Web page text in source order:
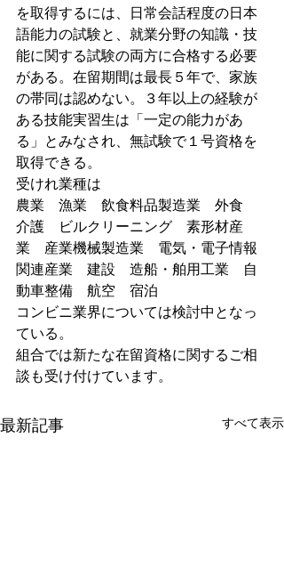
を取得するには、日常会話程度の日本
語能力の試験と、就業分野の知識・技
能に関する試験の両方に合格する必要
がある。在留期間は最長５年で、家族
の帯同は認めない。３年以上の経験が
ある技能実習生は「一定の能力があ
る」とみなされ、無試験で１号資格を
取得できる。
受けれ業種は
農業　漁業　飲食料品製造業　外食
介護　ビルクリーニング　素形材産
業　産業機械製造業　電気・電子情報
関連産業　建設　造船・舶用工業　自
動車整備　航空　宿泊
コンビニ業界については検討中となっ
ている。
組合では新たな在留資格に関するご相
談も受け付けています。
最新記事 すべて表示